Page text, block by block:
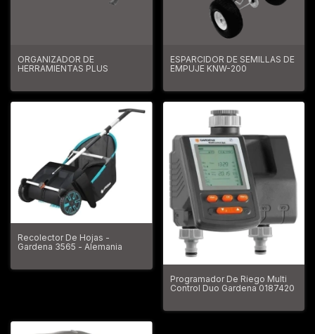
ORGANIZADOR DE
HERRAMIENTAS PLUS
ESPARCIDOR DE SEMILLAS DE
EMPUJE KNW-200
Recolector De Hojas -
Gardena 3565 - Alemania
Programador De Riego Multi
Control Duo Gardena 0187420